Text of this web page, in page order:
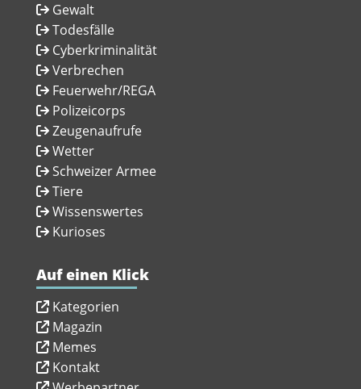
Gewalt
Todesfälle
Cyberkriminalität
Verbrechen
Feuerwehr/REGA
Polizeicorps
Zeugenaufrufe
Wetter
Schweizer Armee
Tiere
Wissenswertes
Kurioses
Auf einen Klick
Kategorien
Magazin
Memes
Kontakt